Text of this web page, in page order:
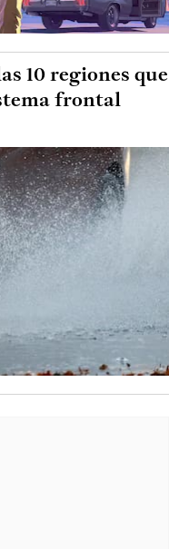
10 regiones que
frontal